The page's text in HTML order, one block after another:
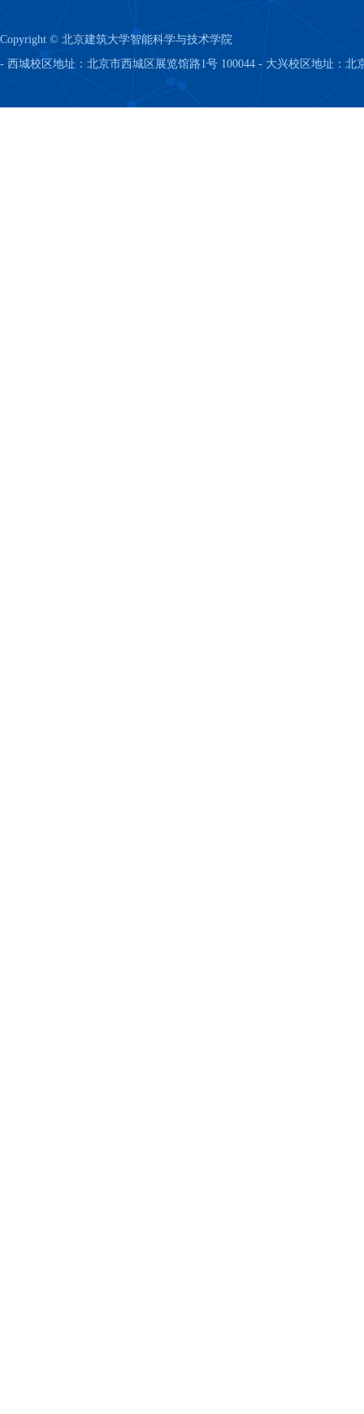
Copyright © 北京建筑大学智能科学与技术学院
- 西城校区地址：北京市西城区展览馆路1号 100044 - 大兴校区地址：北